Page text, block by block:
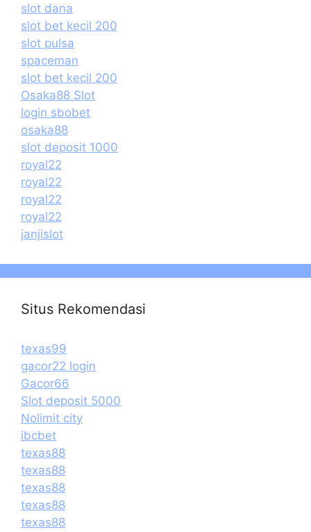
slot dana
slot bet kecil 200
slot pulsa
spaceman
slot bet kecil 200
Osaka88 Slot
login sbobet
osaka88
slot deposit 1000
royal22
royal22
royal22
royal22
janjislot
Situs Rekomendasi
texas99
gacor22 login
Gacor66
Slot deposit 5000
Nolimit city
ibcbet
texas88
texas88
texas88
texas88
texas88